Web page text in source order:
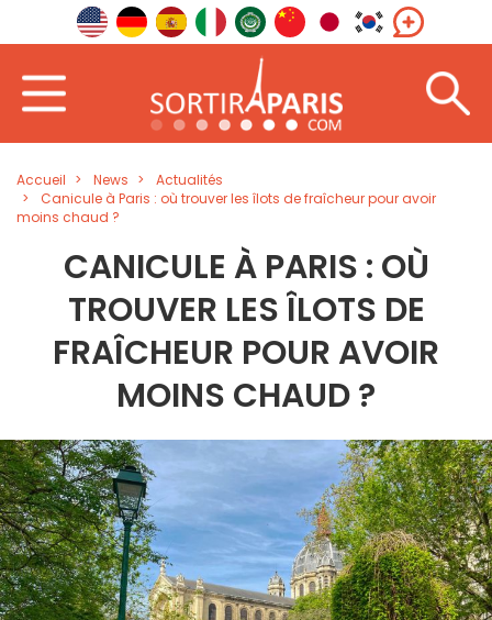
Accueil News
Actualités
Canicule à Paris : où trouver les îlots de fraîcheur pour avoir
moins chaud ?
CANICULE À PARIS : OÙ
TROUVER LES ÎLOTS DE
FRAÎCHEUR POUR AVOIR
MOINS CHAUD ?